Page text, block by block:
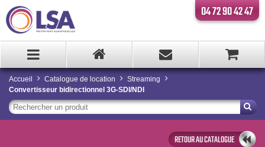
04 72 90 42 47
Accueil Catalogue de location
Streaming
Convertisseur bidirectionnel 3G-SDI/NDI
RETOUR AU CATALOGUE